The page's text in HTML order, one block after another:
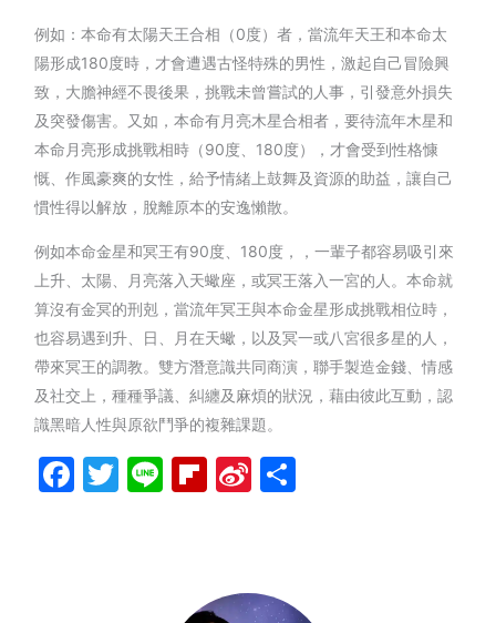
例如：本命有太陽天王合相（0度）者，當流年天王和本命太
陽形成180度時，才會遭遇古怪特殊的男性，激起自己冒險興
致，大膽神經不畏後果，挑戰未曾嘗試的人事，引發意外損失
及突發傷害。又如，本命有月亮木星合相者，要待流年木星和
本命月亮形成挑戰相時（90度、180度），才會受到性格慷
慨、作風豪爽的女性，給予情緒上鼓舞及資源的助益，讓自己
慣性得以解放，脫離原本的安逸懶散。
例如本命金星和冥王有90度、180度，，一輩子都容易吸引來
上升、太陽、月亮落入天蠍座，或冥王落入一宮的人。本命就
算沒有金冥的刑剋，當流年冥王與本命金星形成挑戰相位時，
也容易遇到升、日、月在天蠍，以及冥一或八宮很多星的人，
帶來冥王的調教。雙方潛意識共同商演，聯手製造金錢、情感
及社交上，種種爭議、糾纏及麻煩的狀況，藉由彼此互動，認
識黑暗人性與原欲鬥爭的複雜課題。
Facebook
Twitter
LineFlipboard
Sina